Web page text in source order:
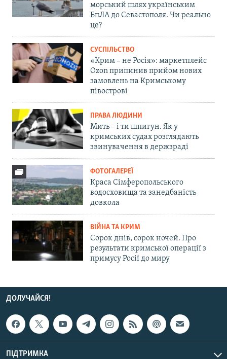
морський шлях українським
БпЛА до Севастополя. Чи реально
це?
СУСПІЛЬСТВО
«Крим – не Росія»: маркетплейс
Ozon припинив прийом нових
замовлень на Кримському
півострові
ПРАВА ЛЮДИНИ
Мить – і ти шпигун. Як у
кримських судах розглядають
звинувачення в держзраді
ФОТОГАЛЕРЕЇ
Краса Сімферопольського
водосховища та занедбаність
довкола
ВІЙНА ТА КРИМ
Сорок днів, сорок ночей. Про
результати кримської операції з
примусу Росії до миру
ДОЛУЧАЙСЯ!
ПІДТРИМКА